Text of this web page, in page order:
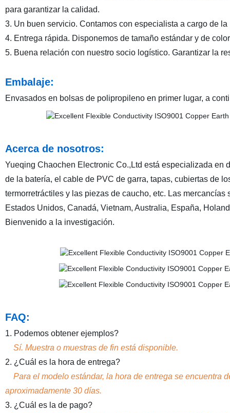
para garantizar la calidad.
3. Un buen servicio. Contamos con especialista a cargo de
4. Entrega rápida. Disponemos de tamaño estándar y de
5. Buena relación con nuestro socio logístico. Garantizar la
Embalaje:
Envasados en bolsas de polipropileno en primer lugar, a
Acerca de nosotros:
Yueqing Chaochen Electronic Co.,Ltd está especializada en
de la batería, el cable de PVC de garra, tapas, cubiertas de
termorretráctiles y las piezas de caucho, etc. Las
Estados Unidos, Canadá, Vietnam, Australia, España,
Bienvenido a la investigación.
FAQ:
1. Podemos obtener ejemplos?
Sí. Muestra o muestras de fin está disponible.
2. ¿Cuál es la hora de entrega?
Para el modelo estándar, la hora de entrega se encuentra
aproximadamente 30 días.
3. ¿Cuál es la de pago?